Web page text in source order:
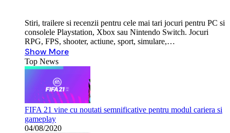
Stiri, trailere si recenzii pentru cele mai tari jocuri pentru PC si
consolele Playstation, Xbox sau Nintendo Switch. Jocuri
RPG, FPS, shooter, actiune, sport, simulare,…
Show More
Top News
FIFA 21 vine cu noutati semnificative pentru modul cariera si
gameplay
04/08/2020